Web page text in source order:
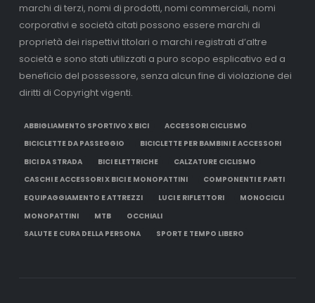
marchi di terzi, nomi di prodotti, nomi commerciali, nomi
corporativi e società citati possono essere marchi di
proprietà dei rispettivi titolari o marchi registrati d’altre
società e sono stati utilizzati a puro scopo esplicativo ed a
beneficio del possessore, senza alcun fine di violazione dei
diritti di Copyright vigenti.
ABBIGLIAMENTO SPORTIVO X BICI
ACCESSORI CICLISMO
BICICLETTE DA PASSEGGIO
BICICLETTE PER BAMBINI E ACCESSORI
BICI DA STRADA
BICI ELETTRICHE
CALZATURE CICLISMO
CASCHI E ACCESSORI X BICI E MONOPATTINI
COMPONENTI E PARTI
EQUIPAGGIAMENTO E ATTREZZI
LUCI E RIFLETTORI
MONOCICLI
MONOPATTINI
MTB
OCCHIALI
SALUTE E CURA DELLA PERSONA
SPORT E TEMPO LIBERO